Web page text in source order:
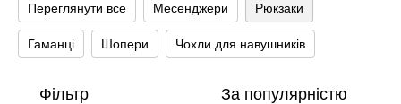
Переглянути все Месенджери Рюкзаки
Гаманці Шопери Чохли для навушників
Фільтр За популярністю